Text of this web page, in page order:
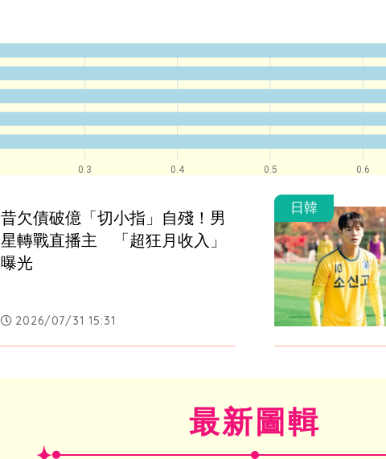
0.3 0.4 0.5 0.6
昔欠債破億「切小指」自殘！男
星轉戰直播主　「超狂月收入」
曝光
2026/07/31 15:31
日韓
最新圖輯